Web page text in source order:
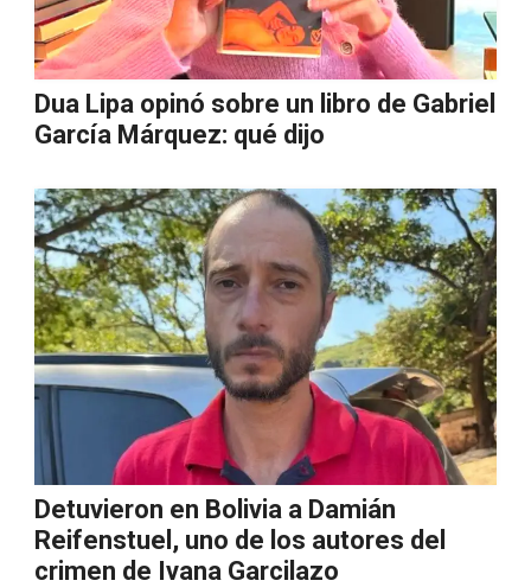
Dua Lipa opinó sobre un libro de Gabriel
García Márquez: qué dijo
Detuvieron en Bolivia a Damián
Reifenstuel, uno de los autores del
crimen de Ivana Garcilazo